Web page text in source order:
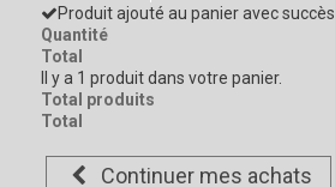
Produit ajouté au panier avec succès
Quantité
Total
Il y a 1 produit dans votre panier.
Total produits
Total
Continuer mes achats